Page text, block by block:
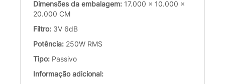
Dimensões da embalagem: 17.000 x 10.000 x
20.000 CM
Filtro: 3V 6dB
Potência: 250W RMS
Tipo: Passivo
Informação adicional: